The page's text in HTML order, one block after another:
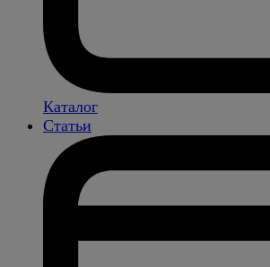
Каталог
Статьи